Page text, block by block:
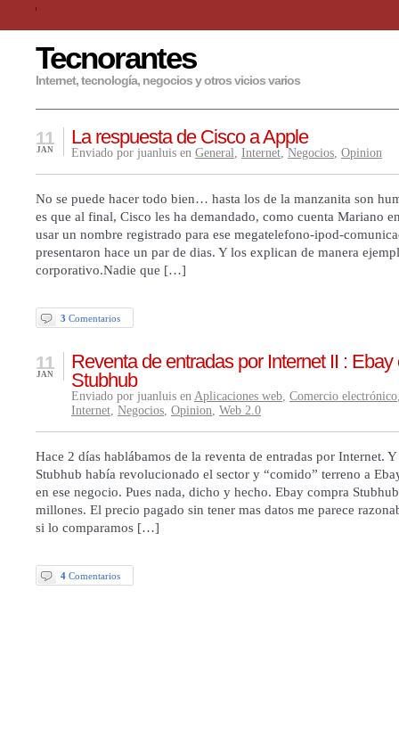
Tecnorantes
Internet, tecnología, negocios y otros vicios varios
La respuesta de Cisco a Apple
11
JAN Enviado por juanluis en General, Internet, Negocios, Opinion
No se puede hacer todo bien… hasta los de la manzanita son
es que al final, Cisco les ha demandado, como cuenta Mariano
usar un nombre registrado para ese megatelefono-ipod-
presentaron hace un par de dias. Y los explican de manera
corporativo.Nadie que […]
3 Comentarios
Reventa de entradas por Internet II : Ebay
Stubhub
11
JAN
Enviado por juanluis en Aplicaciones web, Comercio electrónico
Internet, Negocios, Opinion, Web 2.0
Hace 2 días hablábamos de la reventa de entradas por Internet.
Stubhub había revolucionado el sector y “comido” terreno a
en ese negocio. Pues nada, dicho y hecho. Ebay compra
millones. El precio pagado sin tener mas datos me parece
si lo comparamos […]
4 Comentarios